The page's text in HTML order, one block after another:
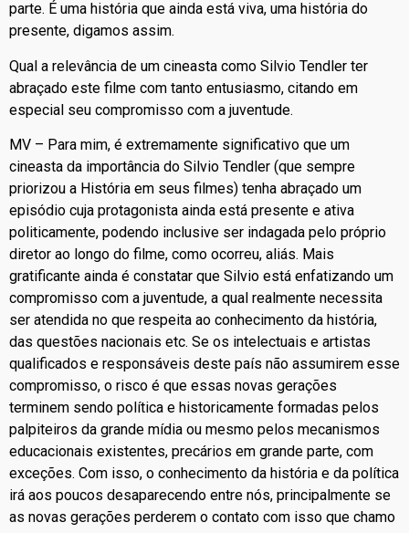
parte. É uma história que ainda está viva, uma história do
presente, digamos assim.
Qual a relevância de um cineasta como Silvio Tendler ter
abraçado este filme com tanto entusiasmo, citando em
especial seu compromisso com a juventude.
MV – Para mim, é extremamente significativo que um
cineasta da importância do Silvio Tendler (que sempre
priorizou a História em seus filmes) tenha abraçado um
episódio cuja protagonista ainda está presente e ativa
politicamente, podendo inclusive ser indagada pelo próprio
diretor ao longo do filme, como ocorreu, aliás. Mais
gratificante ainda é constatar que Silvio está enfatizando um
compromisso com a juventude, a qual realmente necessita
ser atendida no que respeita ao conhecimento da história,
das questões nacionais etc. Se os intelectuais e artistas
qualificados e responsáveis deste país não assumirem esse
compromisso, o risco é que essas novas gerações
terminem sendo política e historicamente formadas pelos
palpiteiros da grande mídia ou mesmo pelos mecanismos
educacionais existentes, precários em grande parte, com
exceções. Com isso, o conhecimento da história e da política
irá aos poucos desaparecendo entre nós, principalmente se
as novas gerações perderem o contato com isso que chamo